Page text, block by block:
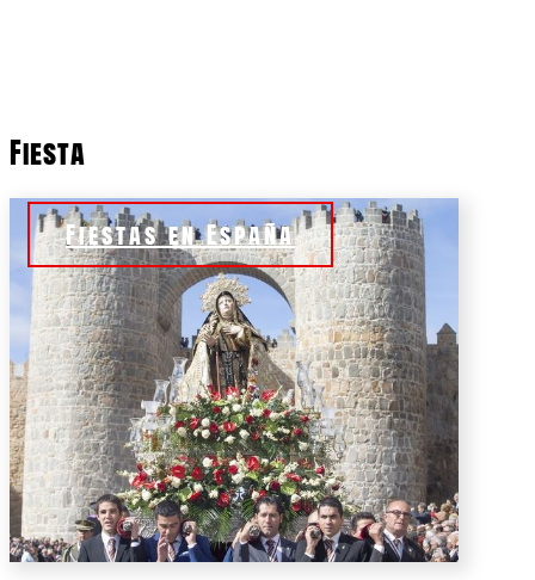
Fiesta
Fiestas en España